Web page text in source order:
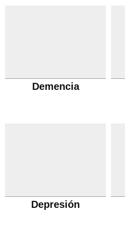
Demencia
Depresión